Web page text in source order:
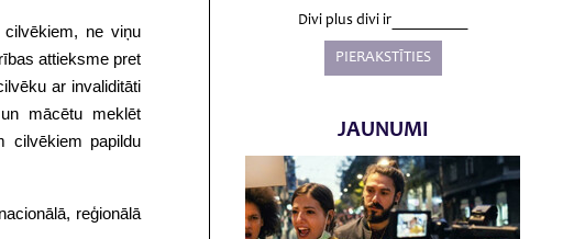
ne viņu
attieksme pret
ar invaliditāti
mācētu meklēt
cilvēkiem papildu
reģionālā
Divi plus divi ir
JAUNUMI